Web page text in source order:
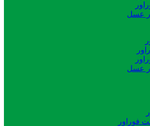
عسل
عسل
فوراور